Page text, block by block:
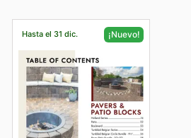
Hasta el 31 dic. ¡Nuevo!